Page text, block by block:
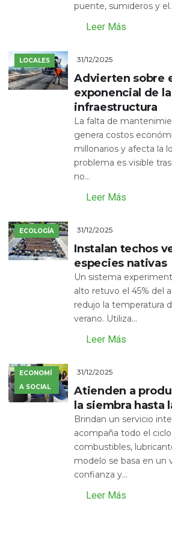
puente, sumideros y
Leer Más
LOCALES 31/12/2025
Advierten sobre
exponencial de la
infraestructura
La falta de
genera costos
millonarios y afecta la
problema es visible
no...
Leer Más
ECOLOGÍA 31/12/2025
Instalan techos
especies nativas
Un sistema
alto retuvo el 45% del
redujo la temperatura
verano. Utiliza...
Leer Más
ECONOMÍ
A SOCIAL
31/12/2025
Atienden a
la siembra hasta
Brindan un servicio
acompaña todo el
combustibles,
modelo se basa en un
confianza y...
Leer Más